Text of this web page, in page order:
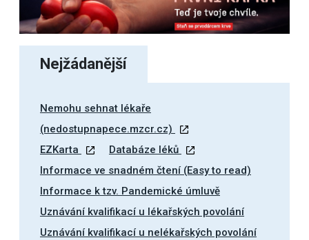
Nejžádanější
Nemohu sehnat lékaře
(nedostupnapece.mzcr.cz)
EZKarta
Databáze léků
Informace ve snadném čtení (Easy to read)
Informace k tzv. Pandemické úmluvě
Uznávání kvalifikací u lékařských povolání
Uznávání kvalifikací u nelékařských povolání